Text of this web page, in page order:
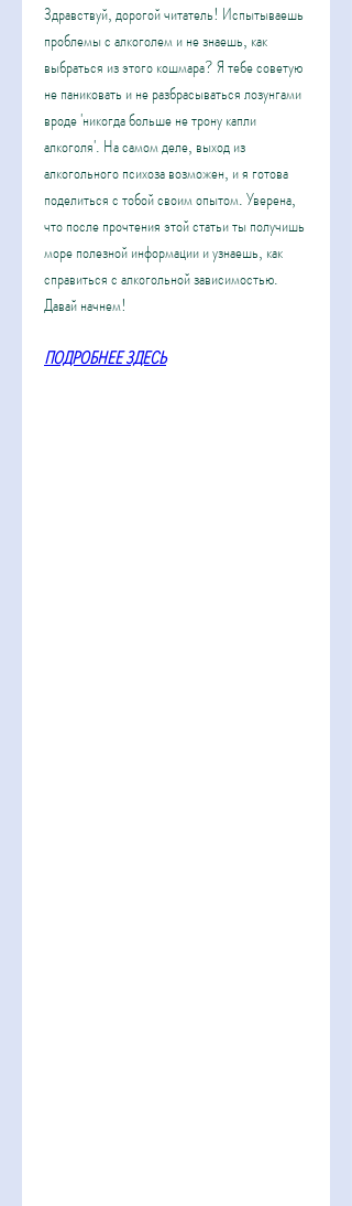
Здравствуй, дорогой читатель! Испытываешь
проблемы с алкоголем и не знаешь, как
выбраться из этого кошмара? Я тебе советую
не паниковать и не разбрасываться лозунгами
вроде 'никогда больше не трону капли
алкоголя'. На самом деле, выход из
алкогольного психоза возможен, и я готова
поделиться с тобой своим опытом. Уверена,
что после прочтения этой статьи ты получишь
море полезной информации и узнаешь, как
справиться с алкогольной зависимостью.
Давай начнем!
ПОДРОБНЕЕ ЗДЕСЬ